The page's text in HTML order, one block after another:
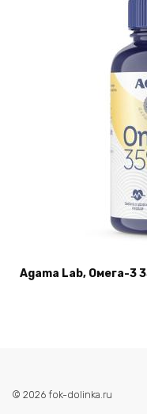
Agama Lab, Омега-3
© 2026 fok-dolinka.ru